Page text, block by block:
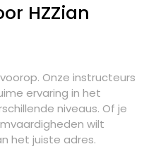
HZZian
Onze instructeurs
ervaring in het
niveaus. Of je
wilt
het juiste adres.